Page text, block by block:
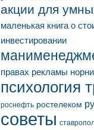
акции для
маленькая книга о
инвестировании
правах рекламы
психология
роснефть ростелеком
советы